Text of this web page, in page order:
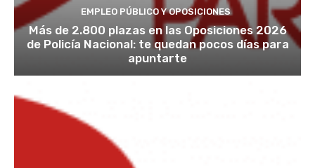
EMPLEO PÚBLICO Y OPOSICIONES
Más de 2.800 plazas en las Oposiciones 2026
de Policía Nacional: te quedan pocos días para
apuntarte